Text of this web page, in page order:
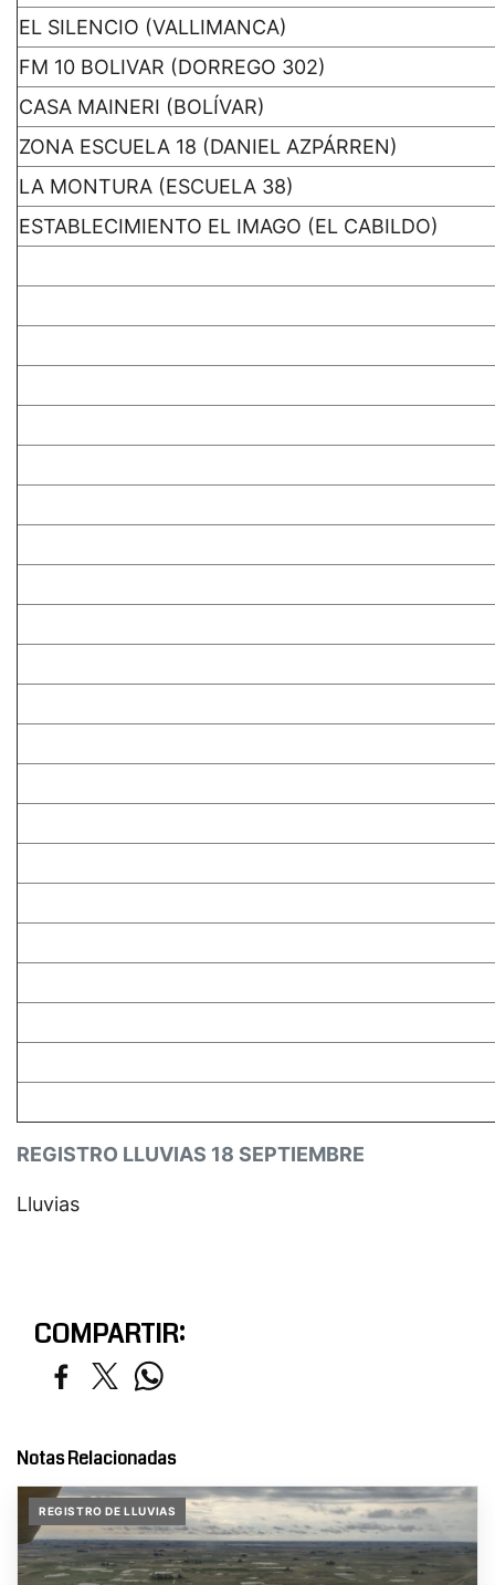
REGISTRO LLUVIAS 18 SEPTIEMBRE
EL SILENCIO (VALLIMANCA)
FM 10 BOLIVAR (DORREGO 302)
CASA MAINERI (BOLÍVAR)
ZONA ESCUELA 18 (DANIEL AZPÁRREN)
LA MONTURA (ESCUELA 38)
ESTABLECIMIENTO EL IMAGO (EL CABILDO)
Lluvias
COMPARTIR:
Notas Relacionadas
REGISTRO DE LLUVIAS